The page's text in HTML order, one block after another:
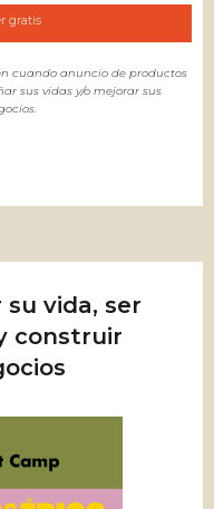
cuando anuncio de productos
sus vidas y/o mejorar sus
vida, ser
construir